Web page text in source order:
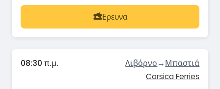
Ερευνα
08:30 π.μ. Λιβόρνο→Μπαστιά
Corsica Ferries